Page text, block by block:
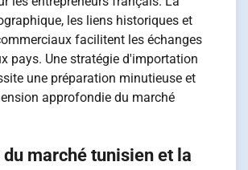
les liens historiques et
facilitent les échanges
pays. Une stratégie d'importation
une préparation minutieuse et
approfondie du marché
du marché tunisien et la